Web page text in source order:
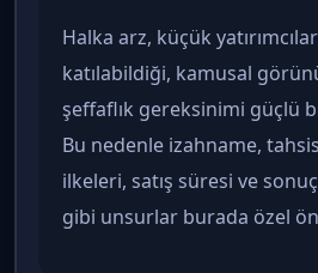
Halka arz, küçük
katılabildiği, kamusal
şeffaflık gereksinimi güçlü bir
Bu nedenle izahname,
ilkeleri, satış süresi ve
gibi unsurlar burada özel